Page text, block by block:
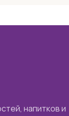
напитков и